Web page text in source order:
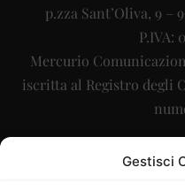
Gestisci
p.zza Sant’Oliva, 9 –
P.IVA:
Mercurio
iscritta al Registro degli